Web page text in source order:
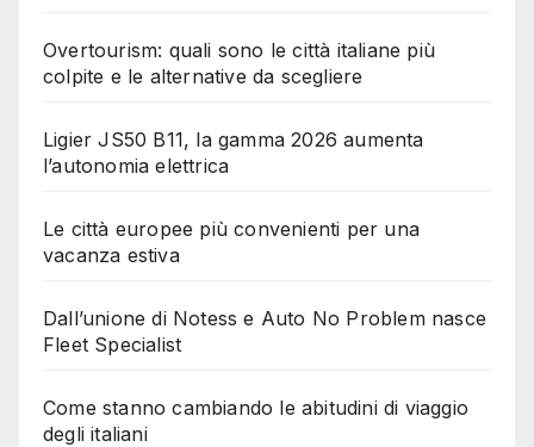
Overtourism: quali sono le città italiane più
colpite e le alternative da scegliere
Ligier JS50 B11, la gamma 2026 aumenta
l’autonomia elettrica
Le città europee più convenienti per una
vacanza estiva
Dall’unione di Notess e Auto No Problem nasce
Fleet Specialist
Come stanno cambiando le abitudini di viaggio
degli italiani